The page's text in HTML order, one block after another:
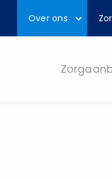
Top
menu
Over ons